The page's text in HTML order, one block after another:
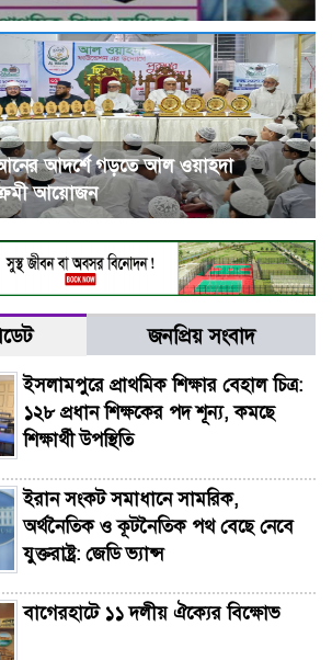
আদর্শে গড়তে আল ওয়াহদা
আয়োজন
জনপ্রিয় সংবাদ
ইসলামপুরে প্রাথমিক শিক্ষার বেহাল চিত্র:
১২৮ প্রধান শিক্ষকের পদ শূন্য, কমছে
শিক্ষার্থী উপস্থিতি
ইরান সংকট সমাধানে সামরিক,
অর্থনৈতিক ও কূটনৈতিক পথ বেছে নেবে
যুক্তরাষ্ট্র: জেডি ভ্যান্স
বাগেরহাটে ১১ দলীয় ঐক্যের বিক্ষোভ